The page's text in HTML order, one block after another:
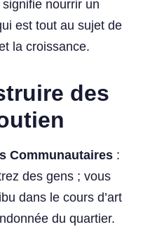
nourrir un
est tout au sujet de
la croissance.
des
Communautaires :
des gens ; vous
dans le cours d’art
du quartier.